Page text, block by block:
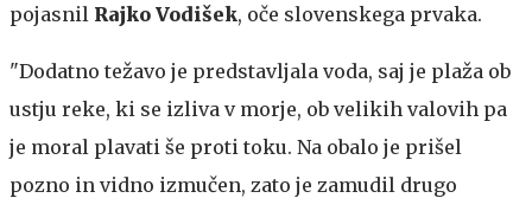
pojasnil Rajko Vodišek, oče slovenskega prvaka.
"Dodatno težavo je predstavljala voda, saj je plaža ob
ustju reke, ki se izliva v morje, ob velikih valovih pa
je moral plavati še proti toku. Na obalo je prišel
pozno in vidno izmučen, zato je zamudil drugo